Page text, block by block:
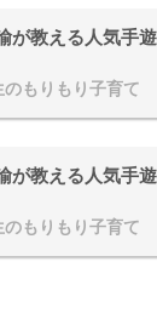
が教える人気手
のもりもり子育て
が教える人気手
のもりもり子育て